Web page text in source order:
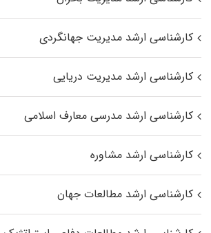
کارشناسی ارشد مدیریت جهانگردی
کارشناسی ارشد مدیریت دریایی
کارشناسی ارشد مدرسی معارف اسلامی
کارشناسی ارشد مشاوره
کارشناسی ارشد مطالعات جهان